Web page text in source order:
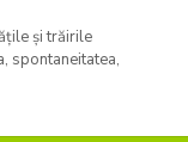
și trăirile
spontaneitatea,